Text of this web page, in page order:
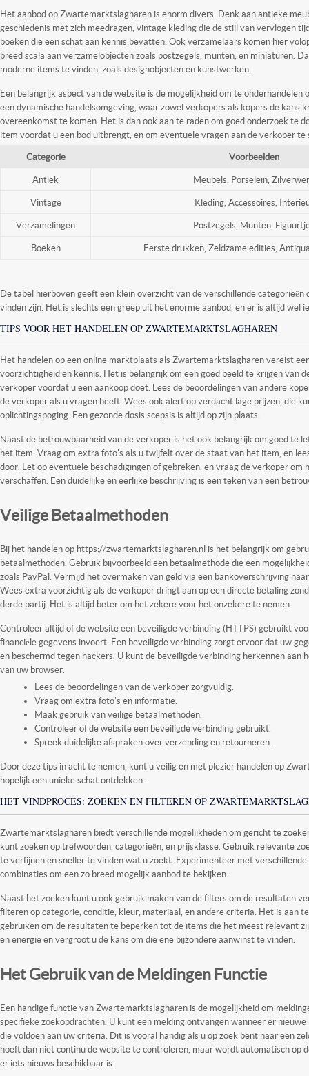
Het aanbod op Zwartemarktslagharen is enorm divers. Denk aan antieke
geschiedenis met zich meedragen, vintage kleding die de stijl van vervlogen
boeken die een schat aan kennis bevatten. Ook verzamelaars komen hier
breed scala aan verzamelobjecten zoals postzegels, munten, en miniaturen.
moderne items te vinden, zoals designobjecten en kunstwerken.
Een belangrijk aspect van de website is de mogelijkheid om te onderhandelen
een dynamische handelsomgeving, waar zowel verkopers als kopers de kans
overeenkomst te komen. Het is dan ook aan te raden om goed onderzoek te
item voordat u een bod uitbrengt, en om eventuele vragen aan de verkoper te
Categorie
Voorbeelden
Antiek Meubels, Porselein,
Vintage Kleding, Accessoires,
Verzamelingen Postzegels, Munten,
Boeken Eerste drukken, Zeldzame edities,
De tabel hierboven geeft een klein overzicht van de verschillende categorieën
vinden zijn. Het is slechts een greep uit het enorme aanbod, en er is altijd wel
TIPS VOOR HET HANDELEN OP ZWARTEMARKTSLAGHAREN
Het handelen op een online marktplaats als Zwartemarktslagharen vereist
voorzichtigheid en kennis. Het is belangrijk om een goed beeld te krijgen van
verkoper voordat u een aankoop doet. Lees de beoordelingen van andere
de verkoper als u vragen heeft. Wees ook alert op verdacht lage prijzen, die
oplichtingspoging. Een gezonde dosis scepsis is altijd op zijn plaats.
Naast de betrouwbaarheid van de verkoper is het ook belangrijk om goed te
het item. Vraag om extra foto's als u twijfelt over de staat van het item, en
door. Let op eventuele beschadigingen of gebreken, en vraag de verkoper om
verschaffen. Een duidelijke en eerlijke beschrijving is een teken van een
Veilige Betaalmethoden
Bij het handelen op https://zwartemarktslagharen.nl is het belangrijk om
betaalmethoden. Gebruik bijvoorbeeld een betaalmethode die een
zoals PayPal. Vermijd het overmaken van geld via een bankoverschrijving
Wees extra voorzichtig als de verkoper dringt aan op een directe betaling
derde partij. Het is altijd beter om het zekere voor het onzekere te nemen.
Controleer altijd of de website een beveiligde verbinding (HTTPS) gebruikt
financiële gegevens invoert. Een beveiligde verbinding zorgt ervoor dat uw
en beschermd tegen hackers. U kunt de beveiligde verbinding herkennen aan
van uw browser.
Lees de beoordelingen van de verkoper zorgvuldig.
Vraag om extra foto's en informatie.
Maak gebruik van veilige betaalmethoden.
Controleer of de website een beveiligde verbinding gebruikt.
Spreek duidelijke afspraken over verzending en retourneren.
Door deze tips in acht te nemen, kunt u veilig en met plezier handelen op
hopelijk een unieke schat ontdekken.
HET VINDPROCES: ZOEKEN EN FILTEREN OP
Zwartemarktslagharen biedt verschillende mogelijkheden om gericht te
kunt zoeken op trefwoorden, categorieën, en prijsklasse. Gebruik relevante
te verfijnen en sneller te vinden wat u zoekt. Experimenteer met
combinaties om een zo breed mogelijk aanbod te bekijken.
Naast het zoeken kunt u ook gebruik maken van de filters om de resultaten
filteren op categorie, conditie, kleur, materiaal, en andere criteria. Het is aan
gebruiken om de resultaten te beperken tot de items die het meest relevant
en energie en vergroot u de kans om die ene bijzondere aanwinst te vinden.
Het Gebruik van de Meldingen Functie
Een handige functie van Zwartemarktslagharen is de mogelijkheid om
specifieke zoekopdrachten. U kunt een melding ontvangen wanneer er
die voldoen aan uw criteria. Dit is vooral handig als u op zoek bent naar een
hoeft dan niet continu de website te controleren, maar wordt automatisch op
er iets nieuws beschikbaar is.